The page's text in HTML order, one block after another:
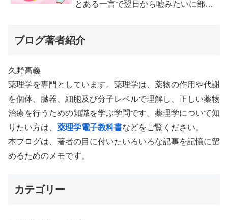
とある一言で翌日から嘘みたいに部屋
ブログ著者紹介
久野高義
薬理学を専門としています。薬理学は、薬物の作用や代謝
を個体、臓器、細胞及び分子レベルで理解し、正しい薬物
治療を行うための知識を学ぶ学問です。薬理学について知
りたい方は、 薬理学電子教科書などをご覧ください。
本ブログは、著者の目に付いたいろいろな記事を記憶に留
めるためのメモです。
カテゴリー